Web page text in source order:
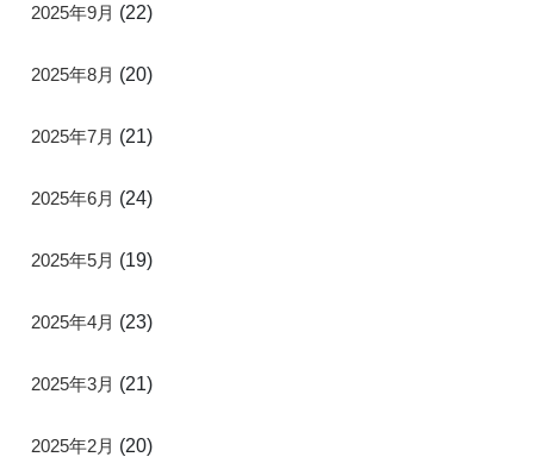
2025年9月 (22)
2025年8月 (20)
2025年7月 (21)
2025年6月 (24)
2025年5月 (19)
2025年4月 (23)
2025年3月 (21)
2025年2月 (20)